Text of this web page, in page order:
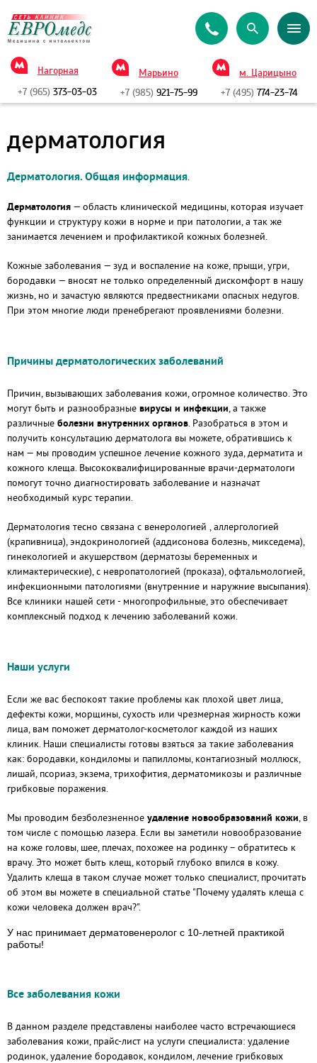
Нагорная
+7 (965) 373-03-03
Марьино
+7 (985)921-75-99
м. Царицыно
+7 (495) 774-23-74
дерматология
Дерматология. Общая информация.
Дерматология — область клинической медицины, которая изучает
функции и структуру кожи в норме и при патологии, а так же
занимается лечением и профилактикой кожных болезней.
Кожные заболевания — зуд и воспаление на коже, прыщи, угри,
бородавки — вносят не только определенный дискомфорт в нашу
жизнь, но и зачастую являются предвестниками опасных недугов.
При этом многие люди пренебрегают проявлениями болезни.
Причины дерматологических заболеваний
Причин, вызывающих заболевания кожи, огромное количество. Это
могут быть и разнообразные вирусы и инфекции, а также
различные болезни внутренних органов. Разобраться в этом и
получить консультацию дерматолога вы можете, обратившись к
нам — мы проводим успешное лечение кожного зуда, дерматита и
кожного клеща. Высококвалифицированные врачи-дерматологи
помогут точно диагностировать заболевание и назначат
необходимый курс терапии.
Дерматология тесно связана с венерологией , аллергологией
(крапивница), эндокринологией (аддисонова болезнь, микседема),
гинекологией и акушерством (дерматозы беременных и
климактерические), с невропатологией (проказа), офтальмологией,
инфекционными патологиями (внутренние и наружние высыпания).
Все клиники нашей сети - многопрофильные, это обеспечивает
комплексный подход к лечению заболеваний кожи.
Наши услуги
Если же вас беспокоят такие проблемы как плохой цвет лица,
дефекты кожи, морщины, сухость или чрезмерная жирность кожи
лица, вам поможет дерматолог-косметолог каждой из наших
клиник. Наши специалисты готовы взяться за такие заболевания
как: бородавки, кондиломы и папилломы, контагиозный моллюск,
лишай, псориаз, экзема, трихофития, дерматомикозы и различные
грибковые поражения.
Мы проводим безболезненное удаление новообразований кожи, в
том числе с помощью лазера. Если вы заметили новообразование
на коже головы, шее, плечах, похожее на родинку – обратитесь к
врачу. Это может быть клещ, который глубоко впился в кожу.
Удалить клеща в таком случае может только специалист, прочитать
об этом вы можете в специальной статье "Почему удалять клеща с
кожи человека должен врач?".
У нас принимает дерматовенеролог с 10-летней практикой
работы!
Все заболевания кожи
В данном разделе представлены наиболее часто встречающиеся
заболевания кожи, прайс-лист на услуги специалиста: удаление
родинок, удаление бородавок, кондилом, лечение грибковых